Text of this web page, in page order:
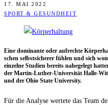
17. MAI 2022
SPORT & GESUNDHEIT
Eine domi­nan­te oder auf­rech­te
schen selbst­si­che­rer füh­len und sich
ein­zel­ne Stu­di­en bereits nahe­ge­legt
der Mar­tin-Luther-Uni­ver­si­tät Hal­le-
und der Ohio Sta­te University.
Für die Ana­ly­se wer­te­te das Team